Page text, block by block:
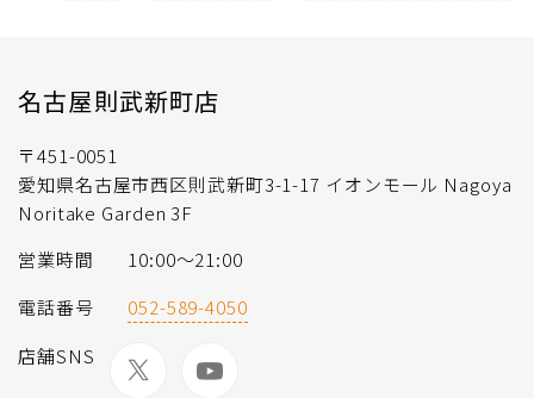
名古屋則武新町店
〒451-0051
愛知県名古屋市西区則武新町3-1-17 イオンモール Nagoya
Noritake Garden 3F
営業時間
10:00～21:00
電話番号
052-589-4050
店舗SNS